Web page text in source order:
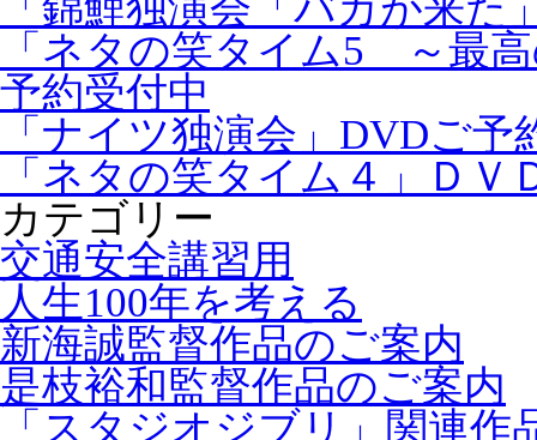
「ネタの笑タイム5 ～最
予約受付中
「ナイツ独演会」DVDご予
「ネタの笑タイム４」ＤＶ
カテゴリー
交通安全講習用
人生100年を考える
新海誠監督作品のご案内
是枝裕和監督作品のご案内
「スタジオジブリ」関連作